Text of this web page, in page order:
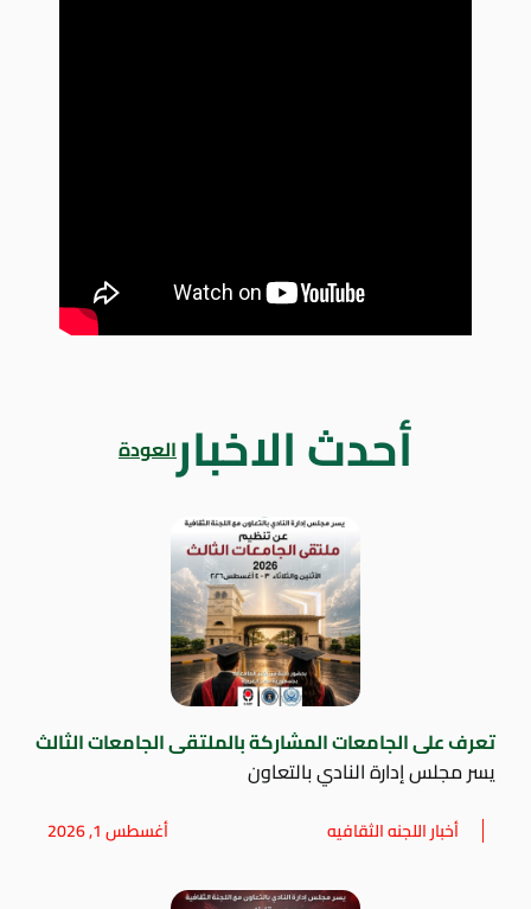
أحدث الاخبارالعودة
تعرف على الجامعات المشاركة بالملتقى الجامعات الثالث
يسر مجلس إدارة النادي بالتعاون
أخبار اللجنه الثقافيه أغسطس 1, 2026